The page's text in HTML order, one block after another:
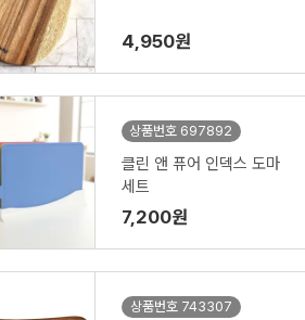
4,950원
상품번호 697892
클린 앤 퓨어 인덱스 도마
세트
7,200원
상품번호 743307